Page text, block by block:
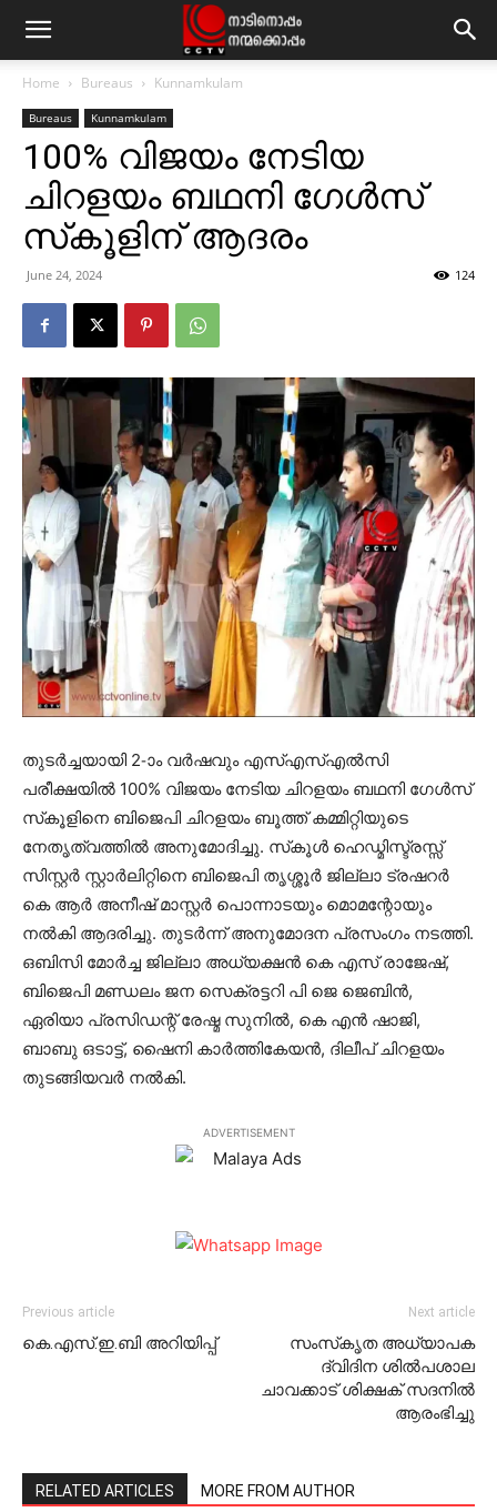
Home Bureaus Kunnamkulam
Bureaus Kunnamkulam
100% വിജയം നേടിയ
ചിറളയം ബഥനി ഗേള്‍സ്
സ്‌കൂളിന് ആദരം
June 24, 2024 124
തുടര്‍ച്ചയായി 2-ാം വര്‍ഷവും എസ്എസ്എല്‍സി
പരീക്ഷയില്‍ 100% വിജയം നേടിയ ചിറളയം ബഥനി ഗേള്‍സ്
സ്‌കൂളിനെ ബിജെപി ചിറളയം ബൂത്ത് കമ്മിറ്റിയുടെ
നേതൃത്വത്തില്‍ അനുമോദിച്ചു. സ്‌കൂള്‍ ഹെഡ്മിസ്ട്രസ്സ്
സിസ്റ്റര്‍ സ്റ്റാര്‍ലിറ്റിനെ ബിജെപി തൃശ്ശൂര്‍ ജില്ലാ ട്രഷറര്‍
കെ ആര്‍ അനീഷ് മാസ്റ്റര്‍ പൊന്നാടയും മൊമന്റോയും
നല്‍കി ആദരിച്ചു. തുടര്‍ന്ന് അനുമോദന പ്രസംഗം നടത്തി.
ഒബിസി മോര്‍ച്ച ജില്ലാ അധ്യക്ഷന്‍ കെ എസ് രാജേഷ്,
ബിജെപി മണ്ഡലം ജന സെക്രട്ടറി പി ജെ ജെബിന്‍,
ഏരിയാ പ്രസിഡന്റ് രേഷ്മ സുനില്‍, കെ എന്‍ ഷാജി,
ബാബു ഒടാട്ട്, ഷൈനി കാര്‍ത്തികേയന്‍, ദിലീപ് ചിറളയം
തുടങ്ങിയവര്‍ നല്‍കി.
ADVERTISEMENT
Previous article
കെ.എസ്.ഇ.ബി അറിയിപ്പ്‌
Next article
സംസ്‌കൃത അധ്യാപക
ദ്വിദിന ശില്‍പശാല
ചാവക്കാട് ശിക്ഷക് സദനില്‍
ആരംഭിച്ചു
RELATED ARTICLES MORE FROM AUTHOR